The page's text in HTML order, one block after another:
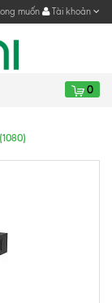
muốn Tài khoản
0